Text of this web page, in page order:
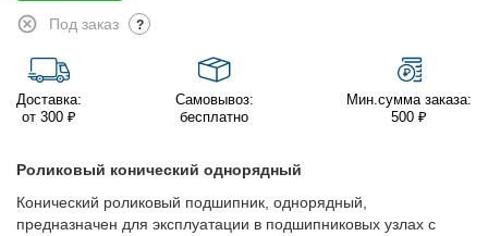
Под заказ ?
Доставка:
от 300 ₽
Самовывоз:
бесплатно
Мин.сумма заказа:
500 ₽
Роликовый конический однорядный
Конический роликовый подшипник, однорядный,
предназначен для эксплуатации в подшипниковых узлах с